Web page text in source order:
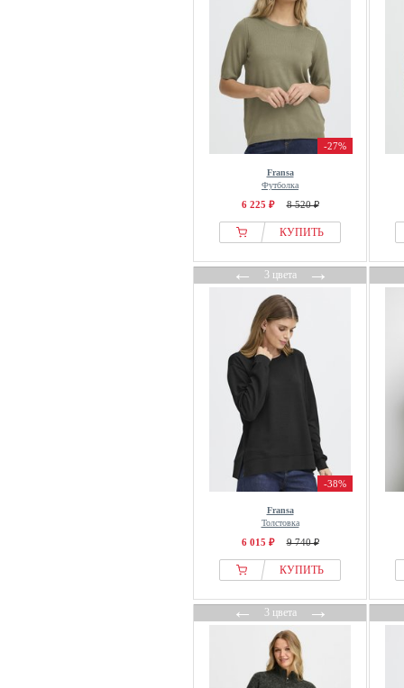
-27%
Fransa
Футболка
6 225 ₽ 8 520 ₽
КУПИТЬ
←3 цвета→
-38%
Fransa
Толстовка
6 015 ₽ 9 740 ₽
КУПИТЬ
←3 цвета→